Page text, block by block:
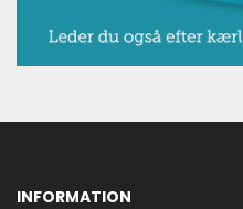
INFORMATION